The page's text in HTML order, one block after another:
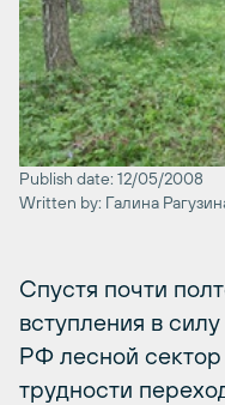
Publish date: 12/05/2008
Written by: Галина
Спустя почти
вступления в
РФ лесной
трудности